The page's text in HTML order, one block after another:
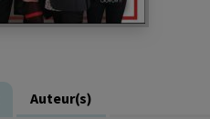
Auteur(s)